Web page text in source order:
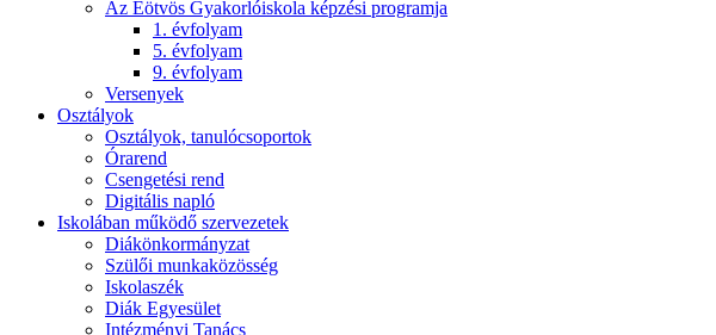
Az Eötvös Gyakorlóiskola képzési programja
1. évfolyam
5. évfolyam
9. évfolyam
Versenyek
Osztályok
Osztályok, tanulócsoportok
Órarend
Csengetési rend
Digitális napló
Iskolában működő szervezetek
Diákönkormányzat
Szülői munkaközösség
Iskolaszék
Diák Egyesület
Intézményi Tanács